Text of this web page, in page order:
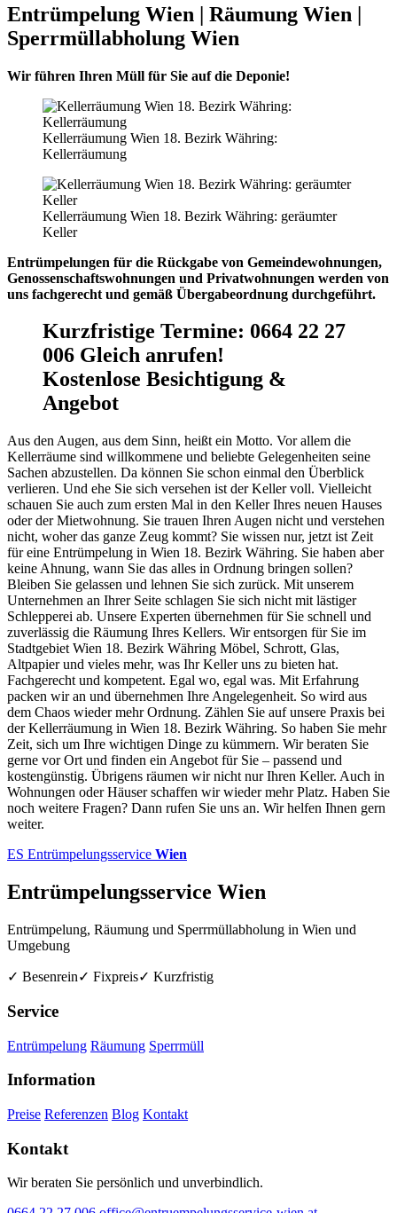
Entrümpelung Wien | Räumung Wien |
Sperrmüllabholung Wien
Wir führen Ihren Müll für Sie auf die Deponie!
Kellerräumung Wien 18. Bezirk Währing:
Kellerräumung
Kellerräumung Wien 18. Bezirk Währing: geräumter
Keller
Entrümpelungen für die Rückgabe von Gemeindewohnungen,
Genossenschaftswohnungen und Privatwohnungen werden von
uns fachgerecht und gemäß Übergabeordnung durchgeführt.
Kurzfristige Termine: 0664 22 27
006 Gleich anrufen!
Kostenlose Besichtigung &
Angebot
Aus den Augen, aus dem Sinn, heißt ein Motto. Vor allem die
Kellerräume sind willkommene und beliebte Gelegenheiten seine
Sachen abzustellen. Da können Sie schon einmal den Überblick
verlieren. Und ehe Sie sich versehen ist der Keller voll. Vielleicht
schauen Sie auch zum ersten Mal in den Keller Ihres neuen Hauses
oder der Mietwohnung. Sie trauen Ihren Augen nicht und verstehen
nicht, woher das ganze Zeug kommt? Sie wissen nur, jetzt ist Zeit
für eine Entrümpelung in Wien 18. Bezirk Währing. Sie haben aber
keine Ahnung, wann Sie das alles in Ordnung bringen sollen?
Bleiben Sie gelassen und lehnen Sie sich zurück. Mit unserem
Unternehmen an Ihrer Seite schlagen Sie sich nicht mit lästiger
Schlepperei ab. Unsere Experten übernehmen für Sie schnell und
zuverlässig die Räumung Ihres Kellers. Wir entsorgen für Sie im
Stadtgebiet Wien 18. Bezirk Währing Möbel, Schrott, Glas,
Altpapier und vieles mehr, was Ihr Keller uns zu bieten hat.
Fachgerecht und kompetent. Egal wo, egal was. Mit Erfahrung
packen wir an und übernehmen Ihre Angelegenheit. So wird aus
dem Chaos wieder mehr Ordnung. Zählen Sie auf unsere Praxis bei
der Kellerräumung in Wien 18. Bezirk Währing. So haben Sie mehr
Zeit, sich um Ihre wichtigen Dinge zu kümmern. Wir beraten Sie
gerne vor Ort und finden ein Angebot für Sie – passend und
kostengünstig. Übrigens räumen wir nicht nur Ihren Keller. Auch in
Wohnungen oder Häuser schaffen wir wieder mehr Platz. Haben Sie
noch weitere Fragen? Dann rufen Sie uns an. Wir helfen Ihnen gern
weiter.
ES Entrümpelungsservice Wien
Entrümpelungsservice Wien
Entrümpelung, Räumung und Sperrmüllabholung in Wien und
Umgebung
✓ Besenrein✓ Fixpreis✓ Kurzfristig
Service
Entrümpelung Räumung Sperrmüll
Information
Preise Referenzen Blog Kontakt
Kontakt
Wir beraten Sie persönlich und unverbindlich.